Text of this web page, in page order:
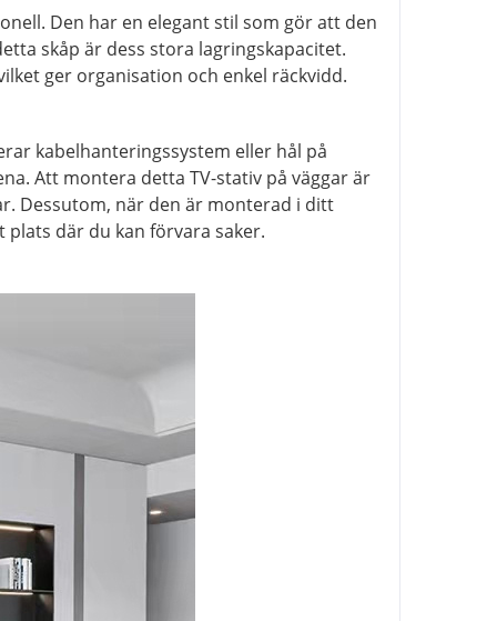
Den har en elegant stil som gör att den
skåp är dess stora lagringskapacitet.
ger organisation och enkel räckvidd.
kabelhanteringssystem eller hål på
Att montera detta TV-stativ på väggar är
Dessutom, när den är monterad i ditt
där du kan förvara saker.